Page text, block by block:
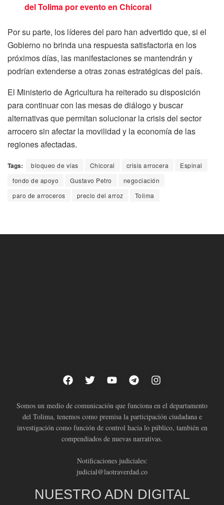
del Tolima por evento en Chicoral
Por su parte, los líderes del paro han advertido que, si el
Gobierno no brinda una respuesta satisfactoria en los
próximos días, las manifestaciones se mantendrán y
podrían extenderse a otras zonas estratégicas del país.
El Ministerio de Agricultura ha reiterado su disposición
para continuar con las mesas de diálogo y buscar
alternativas que permitan solucionar la crisis del sector
arrocero sin afectar la movilidad y la economía de las
regiones afectadas.
Tags: bloqueo de vías Chicoral crisis arrocera
Espinal
fondo de apoyo
Gustavo Petro
negociación
paro de arroceros
precio del arroz Tolima
Somos un medio de comunicación que funciona en el departamento
del Tolima, tenemos como premisa la participación ciudadana e
investigación como función de control hacia lo público, también en
compendiados de nuevas narrativas.
Notificaciones judiciales:
judicial@laotraverdad.co
NUESTRO ADN DIGITAL